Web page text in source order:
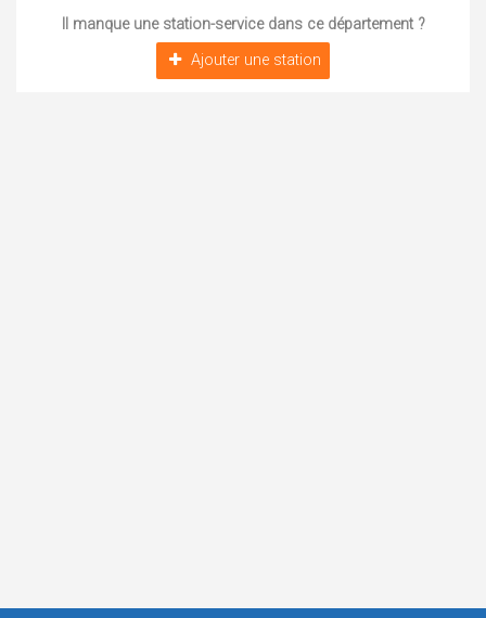
Il manque une station-service dans ce département ?
Ajouter une station